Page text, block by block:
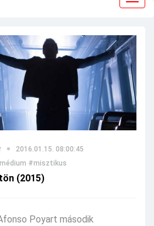
2016.01.15. 08:00:45
#misztikus
(2015)
Poyart második